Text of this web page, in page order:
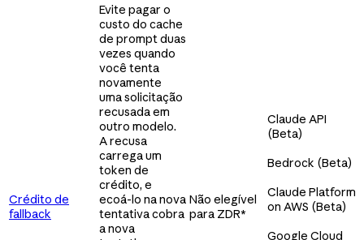
Crédito de
fallback
Evite pagar o
custo do cache
de prompt duas
vezes quando
você tenta
novamente
uma solicitação
recusada em
outro modelo.
A recusa
carrega um
token de
crédito, e
ecoá-lo na nova
tentativa cobra
a nova
Não elegível
para ZDR*
Claude API
(Beta)
Bedrock (Beta)
Claude Platform
on AWS (Beta)
Google Cloud